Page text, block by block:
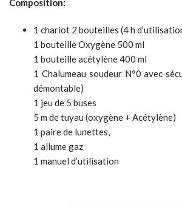
1 chariot 2 bouteilles (4 h
1 bouteille Oxygène 500 ml
1 bouteille acétylène 400 ml
1 Chalumeau soudeur N°0 avec
démontable)
1 jeu de 5 buses
5 m de tuyau (oxygène + Acétylène)
1 paire de lunettes,
1 allume gaz
1 manuel d’utilisation